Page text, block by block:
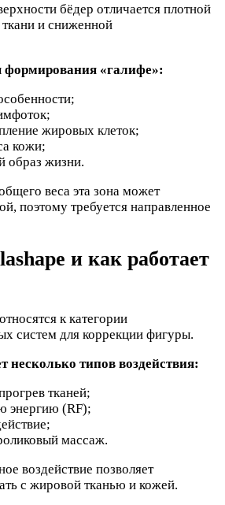
бёдер отличается плотной
и сниженной
«галифе»:
жировых клеток;
кожи;
образ жизни.
веса эта зона может
поэтому требуется направленное
и как работает
относятся к категории
систем для коррекции фигуры.
несколько типов воздействия:
тканей;
энергию (RF);
массаж.
воздействие позволяет
с жировой тканью и кожей.